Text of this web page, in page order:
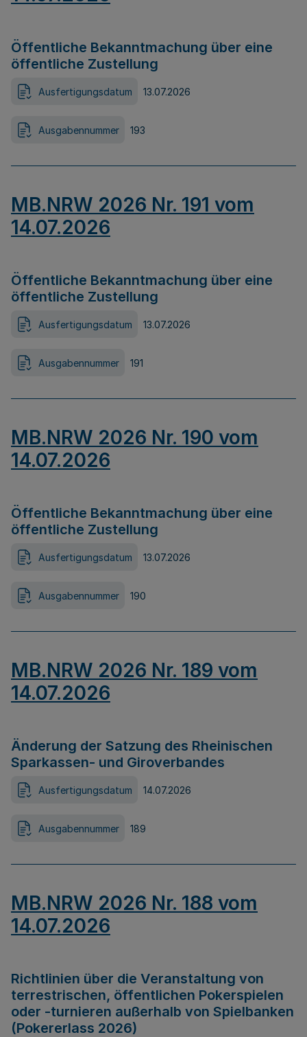
Öffentliche Bekanntmachung über eine
öffentliche Zustellung
Ausfertigungsdatum 13.07.2026
Ausgabennummer 193
MB.NRW 2026 Nr. 191 vom
14.07.2026
Öffentliche Bekanntmachung über eine
öffentliche Zustellung
Ausfertigungsdatum 13.07.2026
Ausgabennummer 191
MB.NRW 2026 Nr. 190 vom
14.07.2026
Öffentliche Bekanntmachung über eine
öffentliche Zustellung
Ausfertigungsdatum 13.07.2026
Ausgabennummer 190
MB.NRW 2026 Nr. 189 vom
14.07.2026
Änderung der Satzung des Rheinischen
Sparkassen- und Giroverbandes
Ausfertigungsdatum 14.07.2026
Ausgabennummer 189
MB.NRW 2026 Nr. 188 vom
14.07.2026
Richtlinien über die Veranstaltung von
terrestrischen, öffentlichen Pokerspielen
oder -turnieren außerhalb von Spielbanken
(Pokererlass 2026)